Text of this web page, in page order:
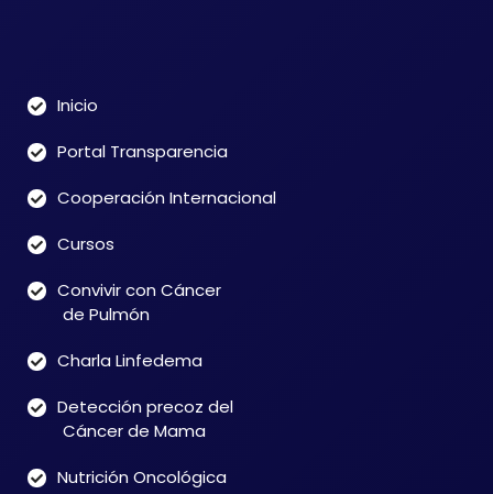
Inicio
Portal Transparencia
Cooperación Internacional
Cursos
Convivir con Cáncer
de Pulmón
Charla Linfedema
Detección precoz del
Cáncer de Mama
Nutrición Oncológica